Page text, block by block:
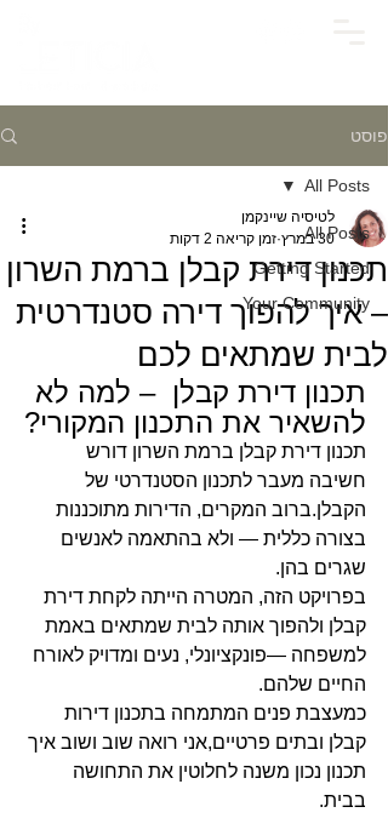
פוסט
All Posts
Getting Started
Your Community
All Posts
תכנון דירת קבלן ברמת השרון
– איך להפוך דירה סטנדרטית
לבית שמתאים לכם
לטיסיה שיינקמן
30 במרץ
זמן קריאה 2 דקות
תכנון דירת קבלן  – למה לא
להשאיר את התכנון המקורי?
תכנון דירת קבלן ברמת השרון דורש
חשיבה מעבר לתכנון הסטנדרטי של
הקבלן.ברוב המקרים, הדירות מתוכננות
בצורה כללית — ולא בהתאמה לאנשים
שגרים בהן.
בפרויקט הזה, המטרה הייתה לקחת דירת
קבלן ולהפוך אותה לבית שמתאים באמת
למשפחה —פונקציונלי, נעים ומדויק לאורח
החיים שלהם.
כמעצבת פנים המתמחה בתכנון דירות
קבלן ובתים פרטיים,אני רואה שוב ושוב איך
תכנון נכון משנה לחלוטין את התחושה
בבית.